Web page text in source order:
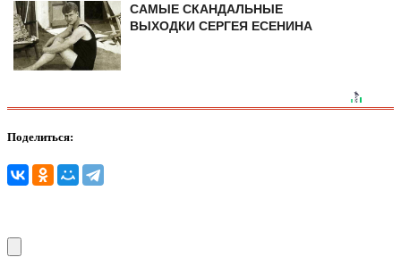
САМЫЕ СКАНДАЛЬНЫЕ
ВЫХОДКИ СЕРГЕЯ ЕСЕНИНА
Поделиться: